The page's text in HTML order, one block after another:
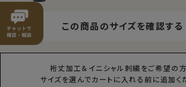
この商品のサイズを確認する
裄丈加工＆イニシャル刺繍をご希望の
サイズを選んでカートに入れる前に追加く